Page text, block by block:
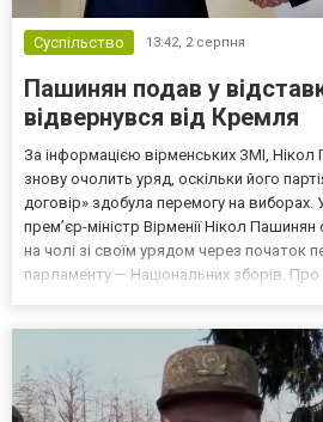
Суспільство 13:42, 2 серпня
Пашинян подав у
відвернувся від Кремля
За інформацією вірменських ЗМІ, Нікол
знову очолить уряд, оскільки його
договір» здобула перемогу на виборах.
прем’єр-міністр Вірменії Нікол
на чолі зі своїм урядом через початок
парламенту — Національних зборів. Про